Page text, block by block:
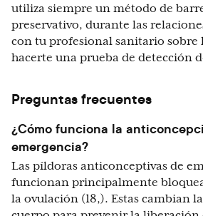
utiliza siempre un método de
preservativo, durante las
con tu profesional sanitario sobre
hacerte una prueba de detección
Preguntas frecuentes
¿Cómo funciona la
emergencia?
Las píldoras anticonceptivas de
funcionan principalmente
la ovulación (18,). Estas cambian